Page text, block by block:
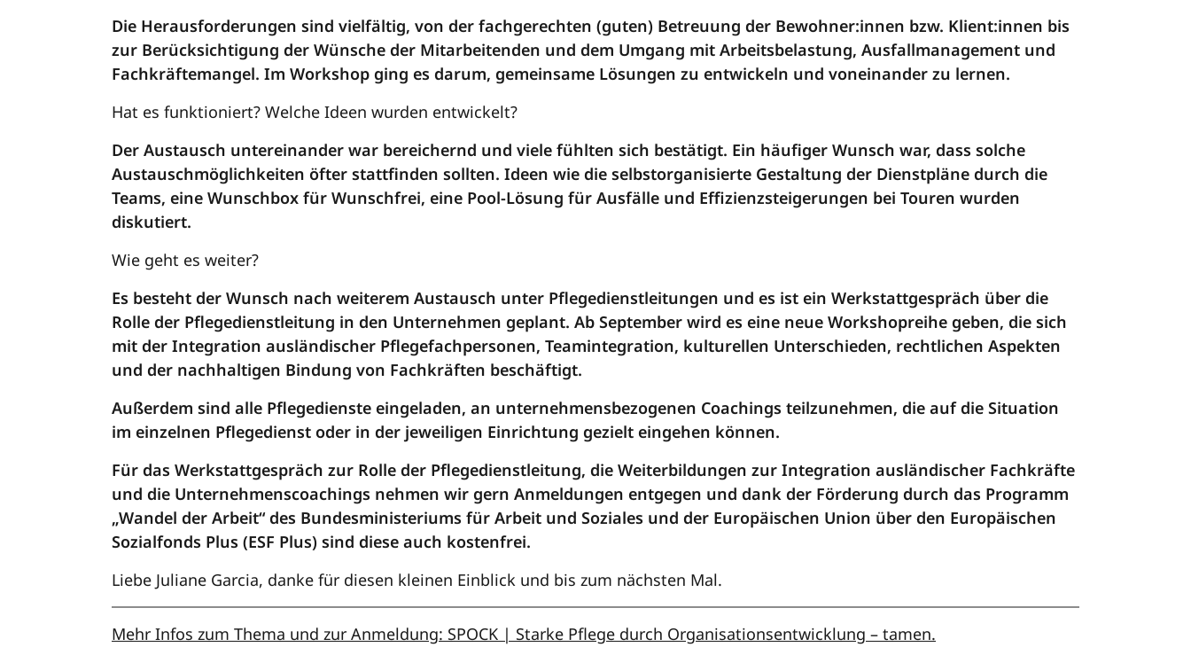
Die Herausforderungen sind vielfältig, von der fachgerechten (guten) Betreuung der Bewohner:innen bzw. Klient:innen bis
zur Berücksichtigung der Wünsche der Mitarbeitenden und dem Umgang mit Arbeitsbelastung, Ausfallmanagement und
Fachkräftemangel. Im Workshop ging es darum, gemeinsame Lösungen zu entwickeln und voneinander zu lernen.
Hat es funktioniert? Welche Ideen wurden entwickelt?
Der Austausch untereinander war bereichernd und viele fühlten sich bestätigt. Ein häufiger Wunsch war, dass solche
Austauschmöglichkeiten öfter stattfinden sollten. Ideen wie die selbstorganisierte Gestaltung der Dienstpläne durch die
Teams, eine Wunschbox für Wunschfrei, eine Pool-Lösung für Ausfälle und Effizienzsteigerungen bei Touren wurden
diskutiert.
Wie geht es weiter?
Es besteht der Wunsch nach weiterem Austausch unter Pflegedienstleitungen und es ist ein Werkstattgespräch über die
Rolle der Pflegedienstleitung in den Unternehmen geplant. Ab September wird es eine neue Workshopreihe geben, die sich
mit der Integration ausländischer Pflegefachpersonen, Teamintegration, kulturellen Unterschieden, rechtlichen Aspekten
und der nachhaltigen Bindung von Fachkräften beschäftigt.
Außerdem sind alle Pflegedienste eingeladen, an unternehmensbezogenen Coachings teilzunehmen, die auf die Situation
im einzelnen Pflegedienst oder in der jeweiligen Einrichtung gezielt eingehen können.
Für das Werkstattgespräch zur Rolle der Pflegedienstleitung, die Weiterbildungen zur Integration ausländischer Fachkräfte
und die Unternehmenscoachings nehmen wir gern Anmeldungen entgegen und dank der Förderung durch das Programm
„Wandel der Arbeit“ des Bundesministeriums für Arbeit und Soziales und der Europäischen Union über den Europäischen
Sozialfonds Plus (ESF Plus) sind diese auch kostenfrei.
Liebe Juliane Garcia, danke für diesen kleinen Einblick und bis zum nächsten Mal.
Mehr Infos zum Thema und zur Anmeldung: SPOCK | Starke Pflege durch Organisationsentwicklung – tamen.